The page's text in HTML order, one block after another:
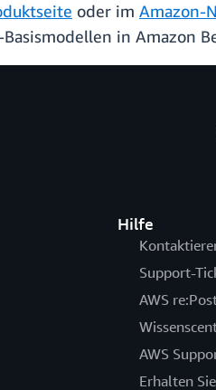
oder im Amazon-
in Amazon
Hilfe
Support-
AWS
AWS
Erhalten